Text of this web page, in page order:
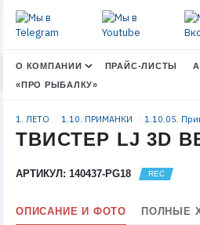
О КОМПАНИИ ПРАЙС-ЛИСТЫ
«ПРО РЫБАЛКУ»
1. ЛЕТО 1.10. ПРИМАНКИ 1.10.05.
ТВИСТЕР LJ 3D
АРТИКУЛ: 140437-PG18
ОПИСАНИЕ И ФОТО ПОЛНЫЕ